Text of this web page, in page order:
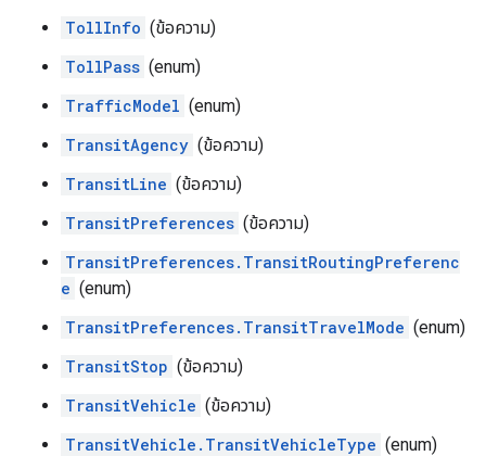
TollInfo (ข้อความ)
TollPass (enum)
TrafficModel (enum)
TransitAgency (ข้อความ)
TransitLine (ข้อความ)
TransitPreferences (ข้อความ)
TransitPreferences.TransitRoutingPreferenc
e (enum)
TransitPreferences.TransitTravelMode (enum)
TransitStop (ข้อความ)
TransitVehicle (ข้อความ)
TransitVehicle.TransitVehicleType (enum)